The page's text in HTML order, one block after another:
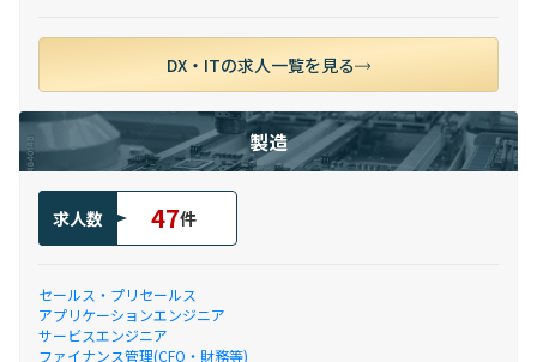
DX・ITの求人一覧を見る
製造
求人数 47件
セールス・プリセールス
アプリケーションエンジニア
サービスエンジニア
ファイナンス管理(CFO・財務等)